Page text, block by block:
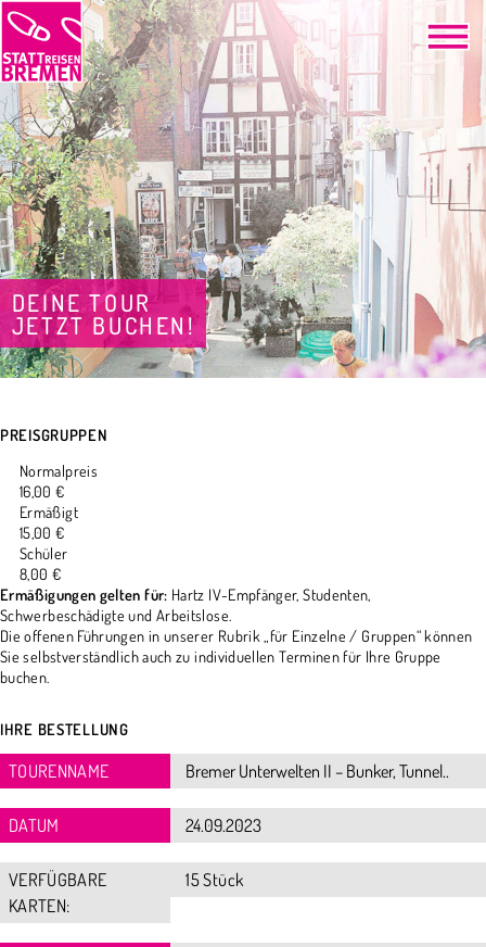
DEINE TOUR
JETZT BUCHEN!
PREISGRUPPEN
Normalpreis
16,00 €
Ermäßigt
15,00 €
Schüler
8,00 €
Ermäßigungen gelten für: Hartz IV-Empfänger, Studenten,
Schwerbeschädigte und Arbeitslose.
Die offenen Führungen in unserer Rubrik „für Einzelne / Gruppen“ können
Sie selbstverständlich auch zu individuellen Terminen für Ihre Gruppe
buchen.
IHRE BESTELLUNG
TOURENNAME
DATUM
VERFÜGBARE
KARTEN:
15 Stück